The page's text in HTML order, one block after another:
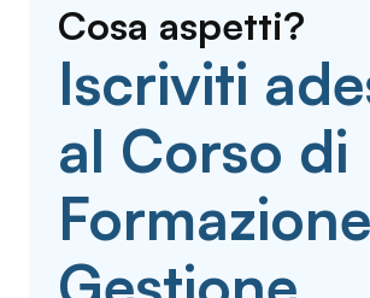
Cosa aspetti?
Iscriviti
al Corso di